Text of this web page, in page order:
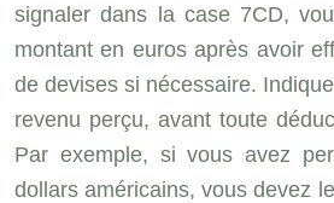
signaler dans la case 7CD,
montant en euros après avoir
de devises si nécessaire.
revenu perçu, avant toute
Par exemple, si vous avez
dollars américains, vous devez